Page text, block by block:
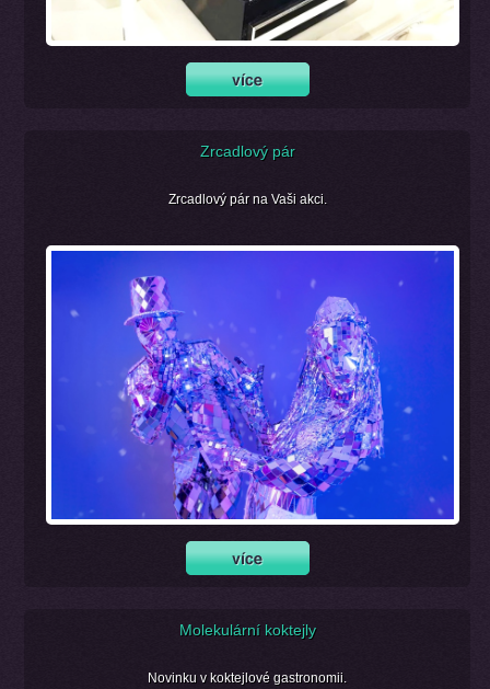
Zrcadlový pár
Zrcadlový pár na Vaši akci.
Molekulární koktejly
Novinku v koktejlové gastronomii.